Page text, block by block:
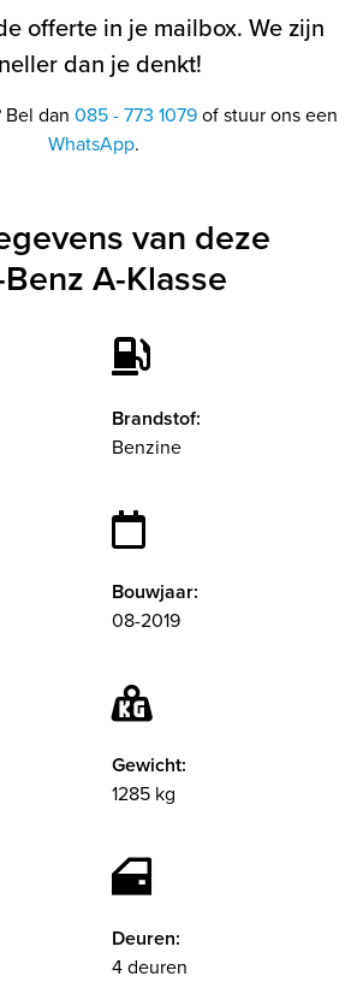
offerte in je mailbox. We zijn
dan je denkt!
Bel dan 085 - 773 1079of stuur ons een
WhatsApp.
van deze
A-Klasse
Brandstof:
Benzine
Bouwjaar:
08-2019
Gewicht:
1285 kg
Deuren:
4 deuren